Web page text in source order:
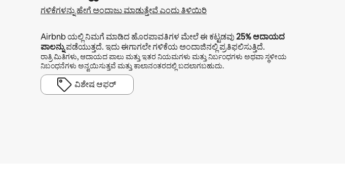
ಗಳಿಕೆಗಳನ್ನು ಹೇಗೆ ಅಂದಾಜು ಮಾಡುತ್ತೇವೆ ಎಂದು ತಿಳಿಯಿರಿ
Airbnb ಯಲ್ಲಿ ನಿಮಗೆ ಮಾಡಿದ ಹೊರಪಾವತಿಗಳ ಮೇಲೆ ಈ ಕಟ್ಟಡವು25%ಆದಾಯದ
ಪಾಲನ್ನುಪಡೆಯುತ್ತದೆ. ಇದು ಈಗಾಗಲೇ ಗಳಿಕೆಯ ಅಂದಾಜಿನಲ್ಲಿ ಪ್ರತಿಫಲಿಸುತ್ತಿದೆ.
ರಾತ್ರಿ ಮಿತಿಗಳು, ಆದಾಯದ ಪಾಲು ಮತ್ತು ಇತರ ನಿಯಮಗಳು ಮತ್ತು ನಿರ್ಬಂಧಗಳು ಅಥವಾ ಸ್ಥಳೀಯ
ನಿಬಂಧನೆಗಳು ಅನ್ವಯಿಸುತ್ತವೆ ಮತ್ತು ಕಾಲಾನಂತರದಲ್ಲಿ ಬದಲಾಗಬಹುದು.
ವಿಶೇಷ ಆಫರ್